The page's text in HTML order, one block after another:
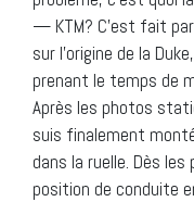
— KTM? C’est fait
sur l’origine de la
prenant le temps de
Après les photos
suis finalement
dans la ruelle. Dès
position de conduite